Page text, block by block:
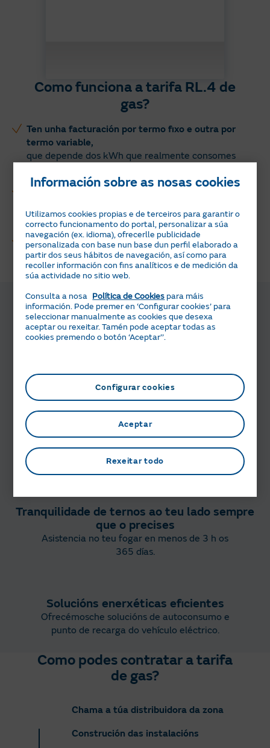
Como funciona a tarifa RL.4 de
gas?
Ten unha facturación por termo fixo e outra por
termo variable,
que depende dos kWh que realmente consomes
varía segundo a hora do día nin os días da semana. ​
O consumo calcúlase coa lectura do contador.
Se hai estimacións, regularízanse na seguinte lectura
real.
Por que contratar as tarifas RL.4 de
gas con Naturgy?
As tarifas de acceso RL.4 ofrecen flexibilidade
Tranquilidade no prezo
Transparencia, estabilidadee liberdade de
cambio.
Tranquilidade de ternos ao teu lado sempre
que o precises
Asistencia no teu fogar en menos de 3 h os
365 días.
Solucións enerxéticas eficientes
Ofrecémosche solucións de autoconsumo e
punto de recarga do vehículo eléctrico.
Como podes contratar a tarifa
de gas?
Chama a túa distribuidora da zona
Construción das instalacións
Información sobre as nosas cookies
Utilizamos cookies propias e de terceiros para garantir o
correcto funcionamento do portal, personalizar a súa
navegación (ex. idioma), ofrecerlle publicidade
personalizada con base nun base dun perfil elaborado a
partir dos seus hábitos de navegación, así como para
recoller información con fins analíticos e de medición da
súa actividade no sitio web.
Consulta a nosa Política de Cookies para máis
información. Pode premer en ‘Configurar cookies’ para
seleccionar manualmente as cookies que desexa
aceptar ou rexeitar. Tamén pode aceptar todas as
cookies premendo o botón ‘Aceptar’’.
Configurar cookies
Rexeitar todo
Aceptar